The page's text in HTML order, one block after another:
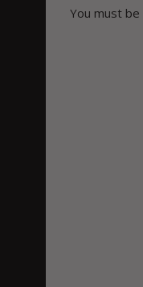
You must be